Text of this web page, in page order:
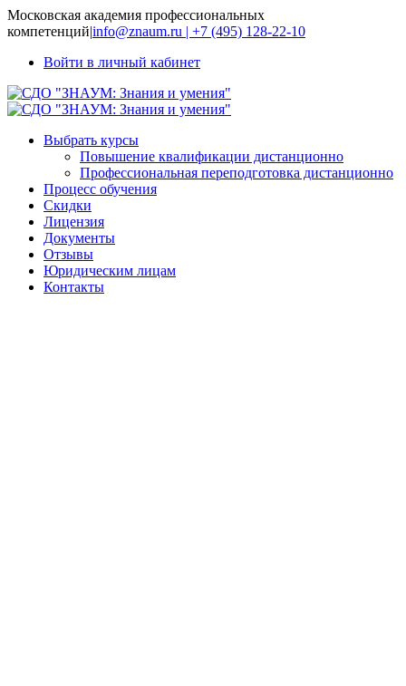
Московская академия профессиональных
компетенций|info@znaum.ru | +7 (495) 128-22-10
Войти в личный кабинет
Выбрать курсы
Повышение квалификации дистанционно
Профессиональная переподготовка дистанционно
Процесс обучения
Скидки
Лицензия
Документы
Отзывы
Юридическим лицам
Контакты